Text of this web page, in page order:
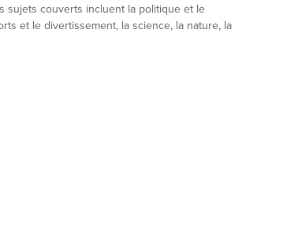
sujets couverts incluent la politique et le
et le divertissement, la science, la nature, la